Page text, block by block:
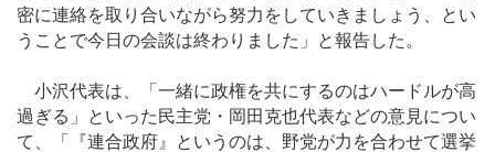
密に連絡を取り合いながら努力をしていきましょう、とい
うことで今日の会談は終わりました」と報告した。
小沢代表は、「一緒に政権を共にするのはハードルが高
過ぎる」といった民主党・岡田克也代表などの意見につい
て、「『連合政府』というのは、野党が力を合わせて選挙